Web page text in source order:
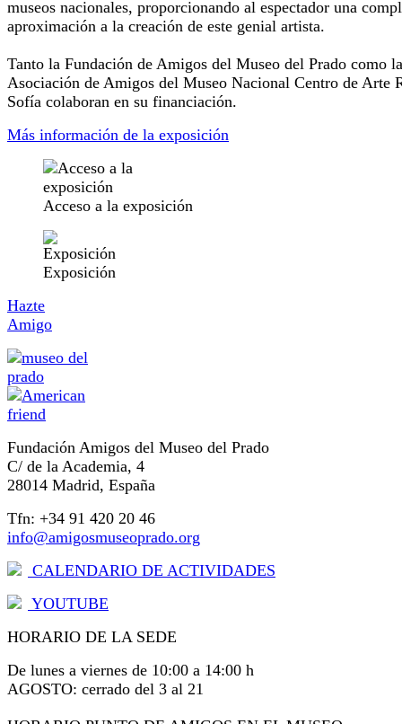
museos nacionales, proporcionando al espectador una
aproximación a la creación de este genial artista.
Tanto la Fundación de Amigos del Museo del Prado como
Asociación de Amigos del Museo Nacional Centro de Arte
Sofía colaboran en su financiación.
Más información de la exposición
Acceso a la exposición
Exposición
Hazte
Amigo
Fundación Amigos del Museo del Prado
C/ de la Academia, 4
28014 Madrid, España
Tfn: +34 91 420 20 46
info@amigosmuseoprado.org
CALENDARIO DE ACTIVIDADES
YOUTUBE
HORARIO DE LA SEDE
De lunes a viernes de 10:00 a 14:00 h
AGOSTO: cerrado del 3 al 21